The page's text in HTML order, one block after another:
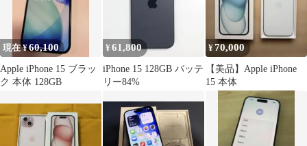
現在 ¥60,100
Apple iPhone 15 ブラッ
ク 本体 128GB
¥61,800
iPhone 15 128GB バッテ
リー84%
¥70,000
【美品】Apple iPhone
15 本体